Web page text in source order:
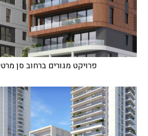
פרויקט מגורים ברחוב סן